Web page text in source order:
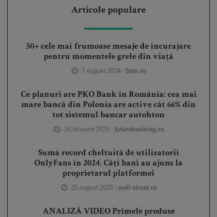
Articole populare
50+ cele mai frumoase mesaje de încurajare
pentru momentele grele din viață
7 August 2024 -9am.ro
Ce planuri are PKO Bank în România: cea mai
mare bancă din Polonia are active cât 66% din
tot sistemul bancar autohton
16 Ianuarie 2025 -futurebanking.ro
Sumă record cheltuită de utilizatorii
OnlyFans în 2024. Câți bani au ajuns la
proprietarul platformei
25 August 2025 -wall-street.ro
ANALIZĂ VIDEO Primele produse